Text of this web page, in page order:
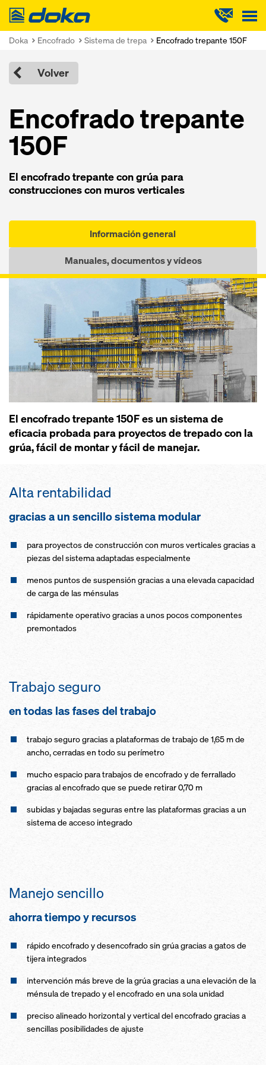
Doka
Doka Encofrado Sistema de trepa Encofrado trepante 150F
Volver
Encofrado trepante
150F
El encofrado trepante con grúa para
construcciones con muros verticales
Información general
Manuales, documentos y vídeos
El encofrado trepante 150F es un sistema de
eficacia probada para proyectos de trepado con la
grúa, fácil de montar y fácil de manejar.
Alta rentabilidad
gracias a un sencillo sistema modular
para proyectos de construcción con muros verticales gracias a
piezas del sistema adaptadas especialmente
menos puntos de suspensión gracias a una elevada capacidad
de carga de las ménsulas
rápidamente operativo gracias a unos pocos componentes
premontados
Trabajo seguro
en todas las fases del trabajo
trabajo seguro gracias a plataformas de trabajo de 1,65 m de
ancho, cerradas en todo su perímetro
mucho espacio para trabajos de encofrado y de ferrallado
gracias al encofrado que se puede retirar 0,70 m
subidas y bajadas seguras entre las plataformas gracias a un
sistema de acceso integrado
Manejo sencillo
ahorra tiempo y recursos
rápido encofrado y desencofrado sin grúa gracias a gatos de
tijera integrados
intervención más breve de la grúa gracias a una elevación de la
ménsula de trepado y el encofrado en una sola unidad
preciso alineado horizontal y vertical del encofrado gracias a
sencillas posibilidades de ajuste